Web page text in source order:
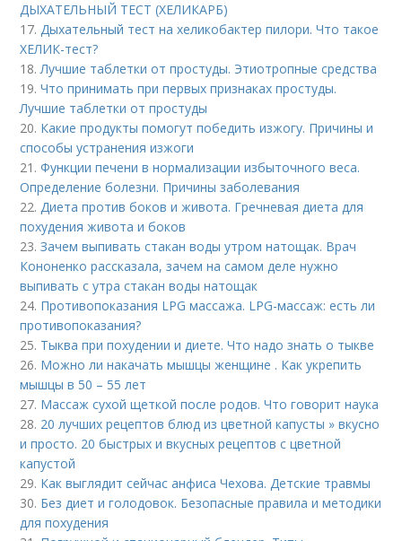
ДЫХАТЕЛЬНЫЙ ТЕСТ (ХЕЛИКАРБ)
17.Дыхательный тест на хеликобактер пилори. Что такое
ХЕЛИК-тест?
18.Лучшие таблетки от простуды. Этиотропные средства
19.Что принимать при первых признаках простуды.
Лучшие таблетки от простуды
20. Какие продукты помогут победить изжогу. Причины и
способы устранения изжоги
21.Функции печени в нормализации избыточного веса.
Определение болезни. Причины заболевания
22.Диета против боков и живота. Гречневая диета для
похудения живота и боков
23.Зачем выпивать стакан воды утром натощак. Врач
Кононенко рассказала, зачем на самом деле нужно
выпивать с утра стакан воды натощак
24. Противопоказания LPG массажа. LPG-массаж: есть ли
противопоказания?
25. Тыква при похудении и диете. Что надо знать о тыкве
26. Можно ли накачать мышцы женщине . Как укрепить
мышцы в 50 – 55 лет
27. Массаж сухой щеткой после родов. Что говорит наука
28. 20 лучших рецептов блюд из цветной капусты » вкусно
и просто. 20 быстрых и вкусных рецептов с цветной
капустой
29. Как выглядит сейчас анфиса Чехова. Детские травмы
30. Без диет и голодовок. Безопасные правила и методики
для похудения